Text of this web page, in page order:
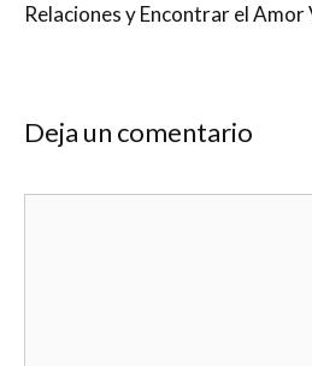
Relaciones y Encontrar el
Deja un comentario